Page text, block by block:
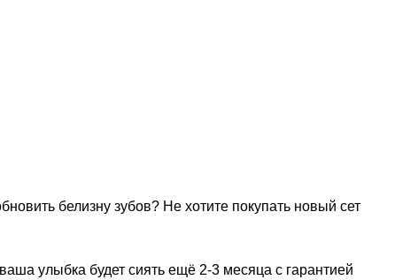
белизну зубов? Не хотите покупать новый сет
улыбка будет сиять ещё 2-3 месяца с гарантией